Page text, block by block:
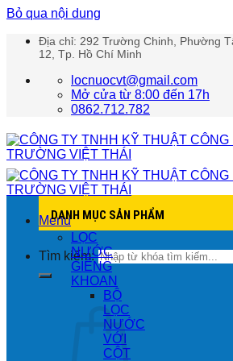
Bỏ qua nội dung
Địa chỉ: 292 Trường Chinh, Phường
12, Tp. Hồ Chí Minh
locnuocvt@gmail.com
Mở cửa từ 8:00 đến 17h
0862.712.782
Menu
Tìm kiếm:
DANH MỤC SẢN PHẨM
LỌC
NƯỚC
GIẾNG
KHOAN
BỘ
LỌC
NƯỚC
VỚI
CỘT